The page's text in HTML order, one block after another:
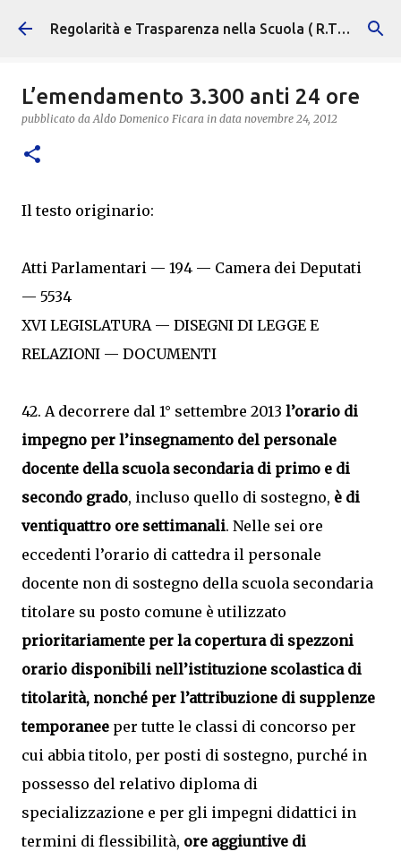
Passa ai contenuti principali Regolarità e Trasparenza nella Scuola ( R.T.S. )
L’emendamento 3.300 anti 24 ore
pubblicato daAldo Domenico Ficara in data novembre 24, 2012
Il testo originario:
Atti Parlamentari — 194 — Camera dei Deputati
— 5534
XVI LEGISLATURA — DISEGNI DI LEGGE E
RELAZIONI — DOCUMENTI
42. A decorrere dal 1° settembre 2013 l’orario di
impegno per l’insegnamento del personale
docente della scuola secondaria di primo e di
secondo grado, incluso quello di sostegno, è di
ventiquattro ore settimanali. Nelle sei ore
eccedenti l’orario di cattedra il personale
docente non di sostegno della scuola secondaria
titolare su posto comune è utilizzato
prioritariamente per la copertura di spezzoni
orario disponibili nell’istituzione scolastica di
titolarità, nonché per l’attribuzione di supplenze
temporanee per tutte le classi di concorso per
cui abbia titolo, per posti di sostegno, purché in
possesso del relativo diploma di
specializzazione e per gli impegni didattici in
termini di flessibilità, ore aggiuntive di